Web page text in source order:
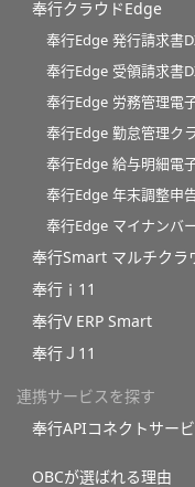
奉行クラウドEdge
奉行Edge 発行請求書
奉行Edge 受領請求書
奉行Edge 労務管理電
奉行Edge 勤怠管理ク
奉行Edge 給与明細電
奉行Edge 年末調整申
奉行Edge マイナンバ
奉行Smart マルチクラ
奉行ｉ11
奉行V ERP Smart
奉行Ｊ11
連携サービスを探す
奉行APIコネクトサー
OBCが選ばれる理由